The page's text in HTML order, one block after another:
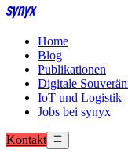
Home
Blog
Publikationen
Digitale
IoT und Logistik
Jobs bei synyx
Kontakt